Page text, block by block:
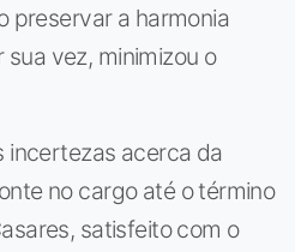
preservar a harmonia
vez, minimizou o
incertezas acerca da
no cargo até o término
satisfeito com o